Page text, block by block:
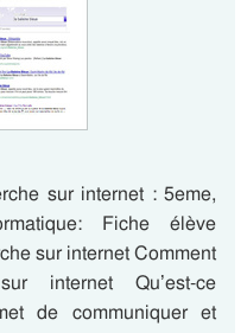
sur internet : 5eme,
Fiche élève
sur internet Comment
internet Qu’est-ce
de communiquer et